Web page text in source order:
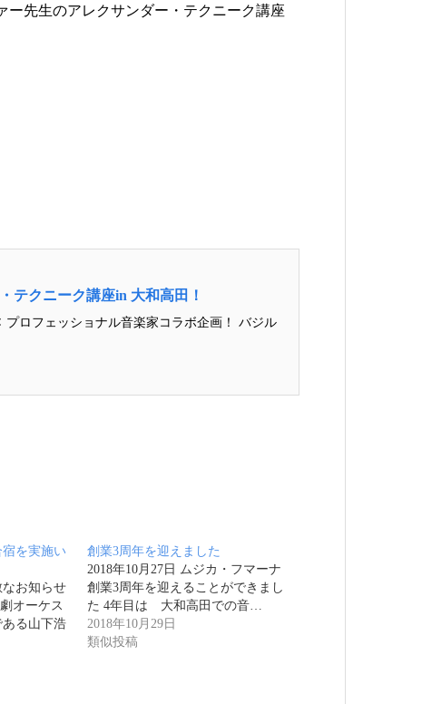
先生のアレクサンダー・テクニーク講座
テクニーク講座in 大和高田！
ロフェッショナル音楽家コラボ企画！ バジル
宿を実施い
なお知らせ
オーケス
ある山下浩
創業3周年を迎えました
2018年10月27日 ムジカ・フマーナ
創業3周年を迎えることができまし
た 4年目は 大和高田での音…
2018年10月29日
類似投稿